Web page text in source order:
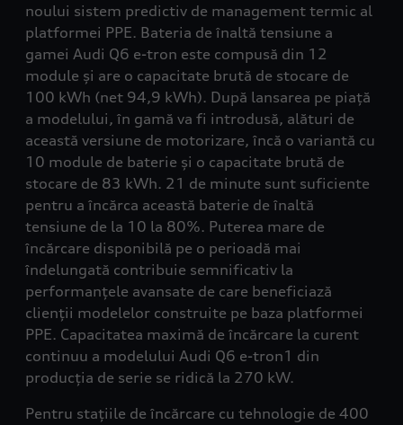
noului sistem predictiv de management termic al
platformei PPE. Bateria de înaltă tensiune a
gamei Audi Q6 e-tron este compusă din 12
module și are o capacitate brută de stocare de
100 kWh (net 94,9 kWh). După lansarea pe piață
a modelului, în gamă va fi introdusă, alături de
această versiune de motorizare, încă o variantă cu
10 module de baterie și o capacitate brută de
stocare de 83 kWh. 21 de minute sunt suficiente
pentru a încărca această baterie de înaltă
tensiune de la 10 la 80%. Puterea mare de
încărcare disponibilă pe o perioadă mai
îndelungată contribuie semnificativ la
performanțele avansate de care beneficiază
clienții modelelor construite pe baza platformei
PPE. Capacitatea maximă de încărcare la curent
continuu a modelului Audi Q6 e-tron1 din
producția de serie se ridică la 270 kW.
Pentru stațiile de încărcare cu tehnologie de 400